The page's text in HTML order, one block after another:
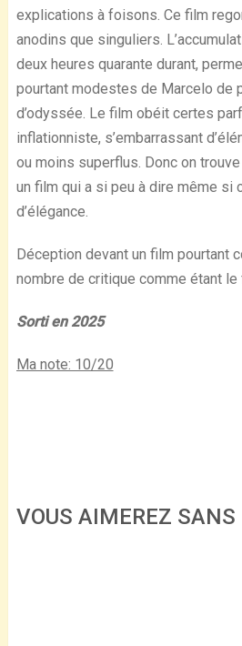
explications à foisons. Ce film
anodins que singuliers.
deux heures quarante durant,
pourtant modestes de Marcelo de
d’odyssée. Le film obéit certes
inflationniste, s’embarrassant
ou moins superflus. Donc on
un film qui a si peu à dire même si
d’élégance.
Déception devant un film pourtant
nombre de critique comme étant le
Sorti en 2025
Ma note: 10/20
VOUS AIMEREZ SANS